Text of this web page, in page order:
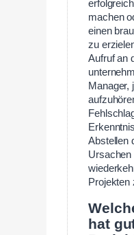
machen
einen
zu
Aufruf an
Manager,
Abstellen
Projekten
hat